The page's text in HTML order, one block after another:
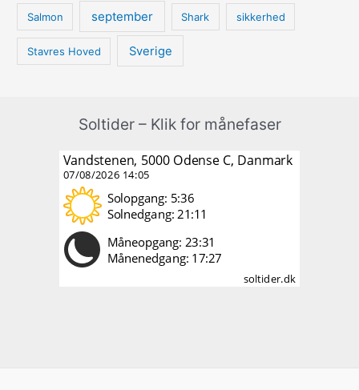
Salmon september Shark sikkerhed
Stavres Hoved Sverige
Soltider – Klik for månefaser